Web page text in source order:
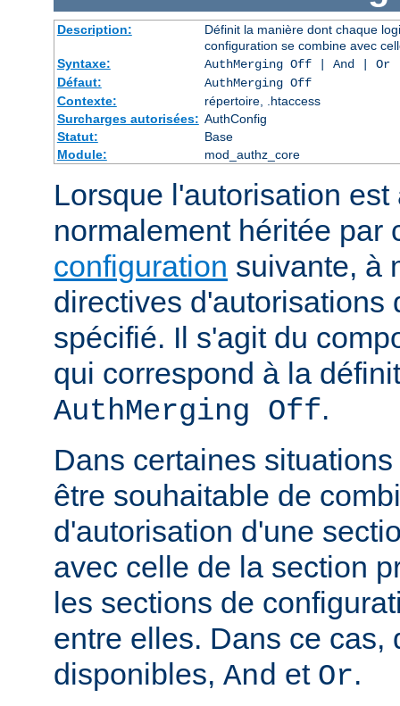
Description:
Définit la manière dont chaque
configuration se combine avec
Syntaxe:
AuthMerging Off | And | Or
Défaut:
AuthMerging Off
Contexte:
répertoire, .htaccess
Surcharges autorisées: AuthConfig
Statut:
Base
Module:
mod_authz_core
Lorsque l'autorisation
normalement héritée par
configuration suivante, à
directives d'autorisations
spécifié. Il s'agit du
qui correspond à la
AuthMerging Off.
Dans certaines
être souhaitable de
d'autorisation d'une
avec celle de la section
les sections de
entre elles. Dans ce cas,
disponibles, And et Or.